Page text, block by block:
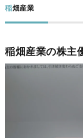
稲畑産業
稲畑産業の株主